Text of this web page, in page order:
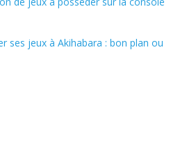
ses jeux à Akihabara : bon plan ou